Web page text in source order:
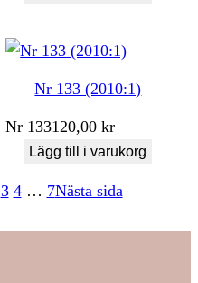
Nr 133 (2010:1)
Nr 133120,00kr
Lägg till i varukorg
3 4 … 7Nästa sida